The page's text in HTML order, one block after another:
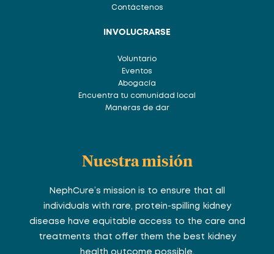
Contáctenos
INVOLUCRARSE
Voluntario
Eventos
Abogacía
Encuentra tu comunidad local
Maneras de dar
Nuestra misión
NephCure’s mission is to ensure that all
individuals with rare, protein-spilling kidney
disease have equitable access to the care and
treatments that offer them the best kidney
health outcome possible.